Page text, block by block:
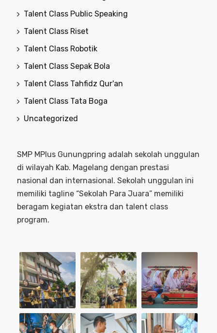
Talent Class Public Speaking
Talent Class Riset
Talent Class Robotik
Talent Class Sepak Bola
Talent Class Tahfidz Qur'an
Talent Class Tata Boga
Uncategorized
SMP MPlus Gunungpring adalah sekolah unggulan
di wilayah Kab. Magelang dengan prestasi
nasional dan internasional. Sekolah unggulan ini
memiliki tagline “Sekolah Para Juara” memiliki
beragam kegiatan ekstra dan talent class
program.